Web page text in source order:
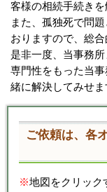
客様の相続手続きを
また、孤独死で問
おりますので、総
是非一度、当事務所
専門性をもった当
緒に解決してみせま
ご依頼は、各
※地図をクリック